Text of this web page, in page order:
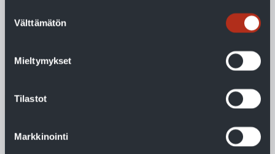
valinta
Välttämätön
Mieltymykset
Tilastot
Markkinointi
VLS RST 50-300 l lämminvesivaraaja